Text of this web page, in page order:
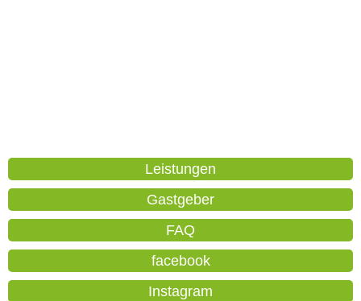
Leistungen
Gastgeber
FAQ
facebook
Instagram